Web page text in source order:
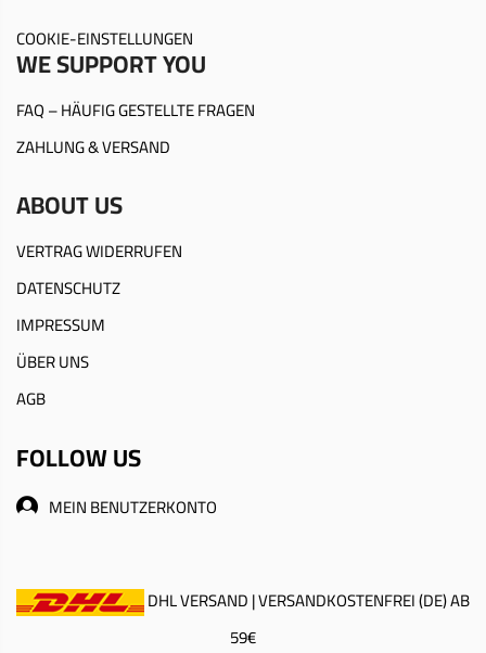
COOKIE-EINSTELLUNGEN
WE SUPPORT YOU
FAQ – HÄUFIG GESTELLTE FRAGEN
ZAHLUNG & VERSAND
ABOUT US
VERTRAG WIDERRUFEN
DATENSCHUTZ
IMPRESSUM
ÜBER UNS
AGB
FOLLOW US
MEIN BENUTZERKONTO
DHL VERSAND | VERSANDKOSTENFREI (DE) AB
59€